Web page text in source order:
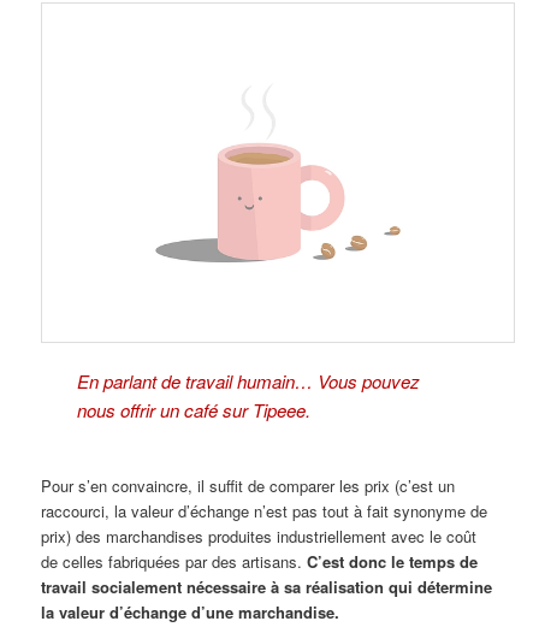
En parlant de travail humain… Vous pouvez
nous offrir un café sur Tipeee.
Pour s’en convaincre, il suffit de comparer les prix (c’est un
raccourci, la valeur d’échange n’est pas tout à fait synonyme de
prix) des marchandises produites industriellement avec le coût
de celles fabriquées par des artisans.C’est donc le temps de
travail socialement nécessaire à sa réalisation qui détermine
la valeur d’échange d’une marchandise.